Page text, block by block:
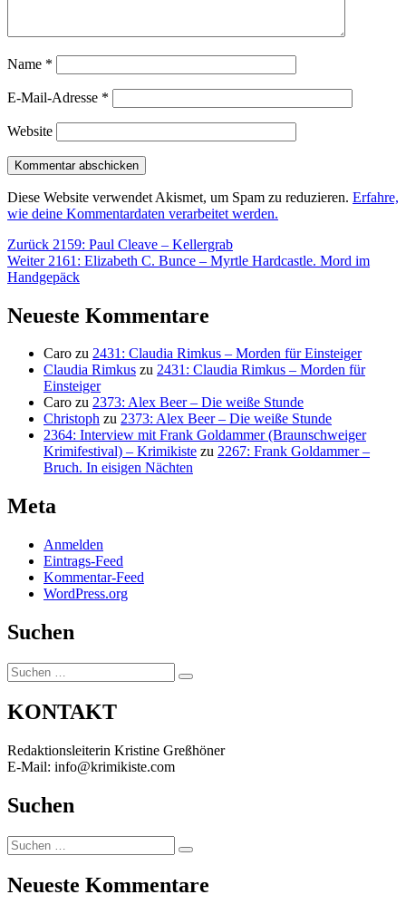
Name *
E-Mail-Adresse *
Website
Diese Website verwendet Akismet, um Spam zu reduzieren. Erfahre,
wie deine Kommentardaten verarbeitet werden.
Beitragsnavigation
Zurück Vorheriger
Beitrag:
2159: Paul Cleave – Kellergrab
Weiter Nächster
Beitrag:
2161: Elizabeth C. Bunce – Myrtle Hardcastle. Mord im
Handgepäck
Neueste Kommentare
Caro zu 2431: Claudia Rimkus – Morden für Einsteiger
Claudia Rimkus zu 2431: Claudia Rimkus – Morden für
Einsteiger
Caro zu 2373: Alex Beer – Die weiße Stunde
Christoph zu 2373: Alex Beer – Die weiße Stunde
2364: Interview mit Frank Goldammer (Braunschweiger
Krimifestival) – Krimikiste zu 2267: Frank Goldammer –
Bruch. In eisigen Nächten
Meta
Anmelden
Eintrags-Feed
Kommentar-Feed
WordPress.org
Suchen
Suchen
nach:
Suchen
KONTAKT
Redaktionsleiterin Kristine Greßhöner
E-Mail: info@krimikiste.com
Suchen
Suchen
nach:
Suchen
Neueste Kommentare